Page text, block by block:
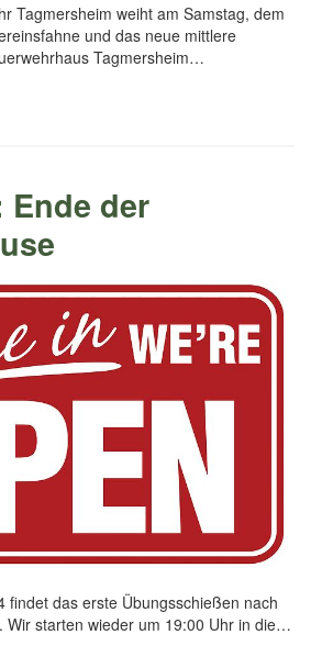
Tagmersheim weiht am Samstag, dem
und das neue mittlere
Tagmersheim…
Ende der
findet das erste Übungsschießen nach
Wir starten wieder um 19:00 Uhr in die…